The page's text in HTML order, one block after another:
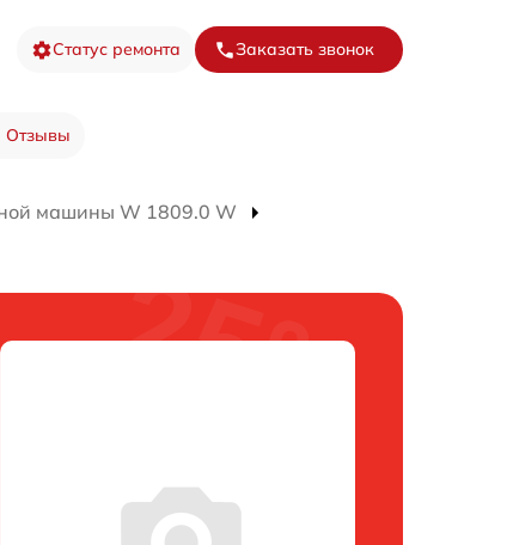
Статус ремонта Заказать звонок
Отзывы
машины W 1809.0 W